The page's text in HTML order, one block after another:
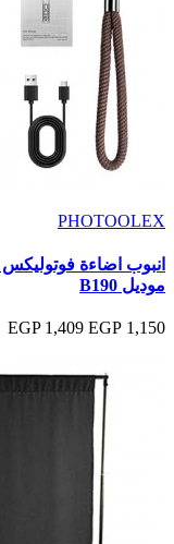
PHOTOOLEX
موديل B190
1,150 EGP
1,409 EGP